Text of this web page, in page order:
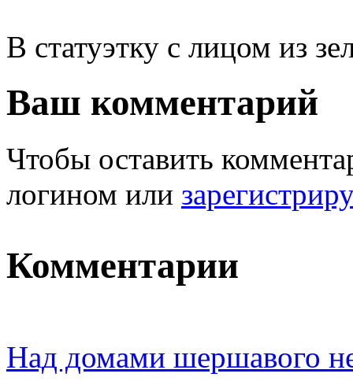
В статуэтку с лицом из
Ваш комментарий
Чтобы оставить
логином или
Комментарии
Над домами шершавого